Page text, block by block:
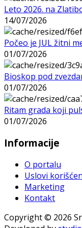
Leto 2026. na
14/07/2026
Počeo je JUL žitni
01/07/2026
Bioskop pod
01/07/2026
Ritam grada koji
01/07/2026
Informacije
O portalu
Uslovi
Marketing
Kontakt
Copyright © 2026